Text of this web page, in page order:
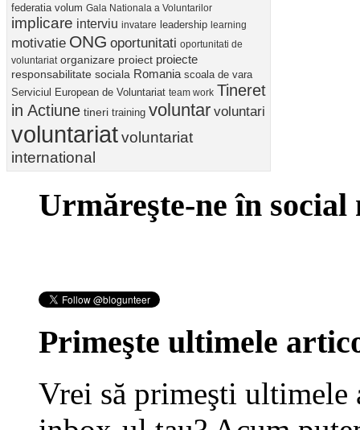
federatia volum Gala Nationala a Voluntarilor
implicare interviu invatare leadership learning
motivatie ONG oportunitati oportunitati de
voluntariat organizare proiect proiecte
responsabilitate sociala Romania scoala de vara
Serviciul European de Voluntariat team work Tineret
in Actiune tineri training voluntar voluntari
voluntariatvoluntariat
international
Urmăreşte-ne în social
Primeşte ultimele
Vrei să primeşti